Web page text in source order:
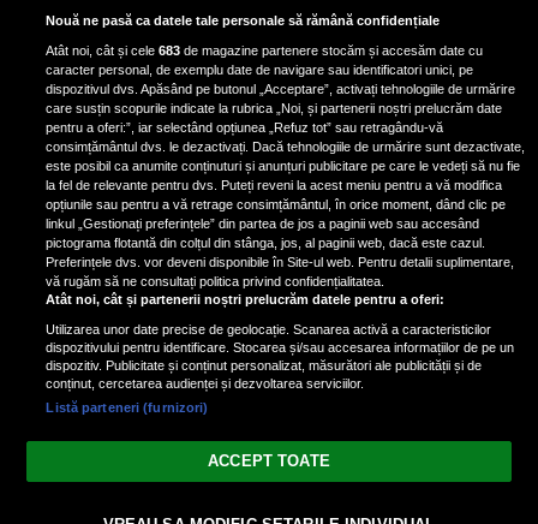
Scene incredibile! Ilinca Vandici a
pus mâna pe aparatul de
fotografiat al unui paparazzo și i l-
a aruncat la gunoi: „S-a dus la
poliție. Nu mai aveam aer”
Oana Moșneagu, mărturisiri
despre începutul relației cu Vlad
Gherman: „Eu am fost îngrozită de
aceasta posibilă relație”
Nouă ne pasă ca datele tale personale să rămână confidențiale
Atât noi, cât și cele683 de magazine partenere stocăm și accesăm date cu
caracter personal, de exemplu date de navigare sau identificatori unici, pe
dispozitivul dvs. Apăsând pe butonul „Acceptare”, activați tehnologiile de urmărire
care susțin scopurile indicate la rubrica „Noi, și partenerii noștri prelucrăm date
pentru a oferi:”, iar selectând opțiunea „Refuz tot” sau retragându-vă
consimțământul dvs. le dezactivați. Dacă tehnologiile de urmărire sunt dezactivate,
este posibil ca anumite conținuturi și anunțuri publicitare pe care le vedeți să nu fie
la fel de relevante pentru dvs. Puteți reveni la acest meniu pentru a vă modifica
opțiunile sau pentru a vă retrage consimțământul, în orice moment, dând clic pe
linkul „Gestionați preferințele” din partea de jos a paginii web sau accesând
pictograma flotantă din colțul din stânga, jos, al paginii web, dacă este cazul.
Preferințele dvs. vor deveni disponibile în Site-ul web. Pentru detalii suplimentare,
vă rugăm să ne consultați politica privind confidențialitatea.
Atât noi, cât și partenerii noștri prelucrăm datele pentru a oferi:
Utilizarea unor date precise de geolocație. Scanarea activă a caracteristicilor
dispozitivului pentru identificare. Stocarea și/sau accesarea informațiilor de pe un
dispozitiv. Publicitate și conținut personalizat, măsurători ale publicității și de
conținut, cercetarea audienței și dezvoltarea serviciilor.
Listă parteneri (furnizori)
ACCEPT TOATE